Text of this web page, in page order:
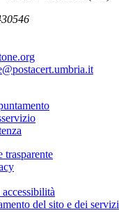
trasparente
del sito e dei servizi